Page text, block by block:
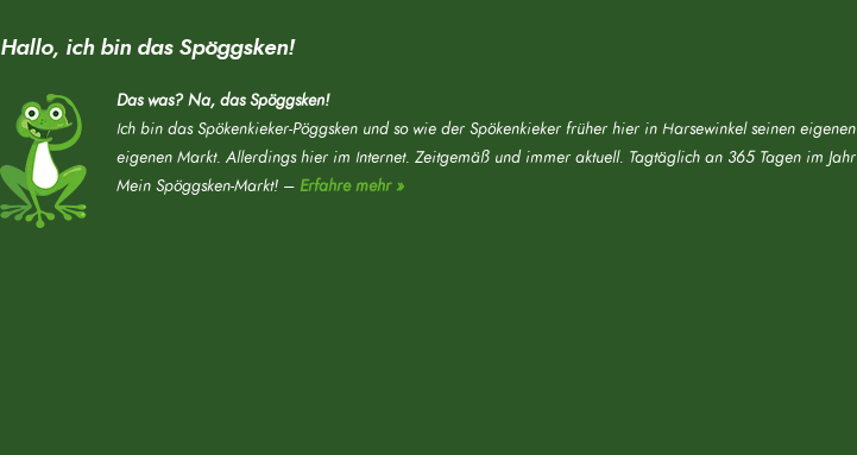
Hallo, ich bin das Spöggsken!
Das was? Na, das Spöggsken!
Ich bin das Spökenkieker-Pöggsken und so wie der Spökenkieker früher hier in Harsewinkel seinen
eigenen Markt. Allerdings hier im Internet. Zeitgemäß und immer aktuell. Tagtäglich an 365 Tagen im
Mein Spöggsken-Markt! – Erfahre mehr »